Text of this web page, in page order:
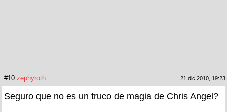
#10 zephyroth 21 dic 2010, 19:23
Seguro que no es un truco de magia de Chris Angel?